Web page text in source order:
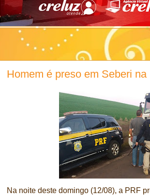
Homem é preso em Seberi
Na noite deste domingo (12/08), a PRF